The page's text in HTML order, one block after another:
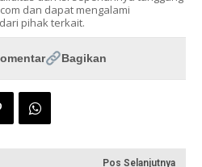
dan dapat mengalami
pihak terkait.
Bagikan
Pos Selanjutnya